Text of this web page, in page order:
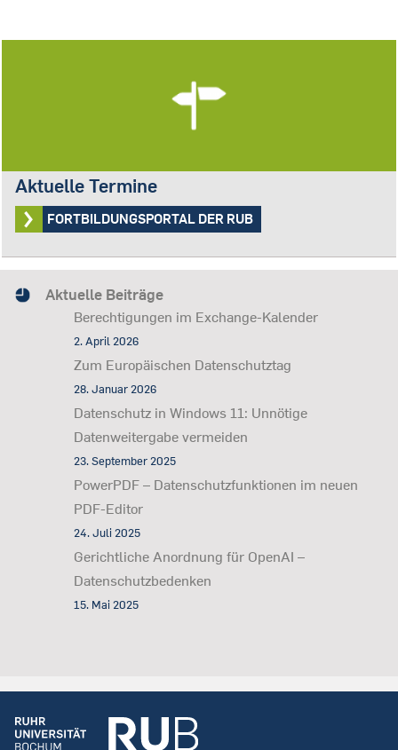
Aktuelle Termine
FORTBILDUNGSPORTAL DER RUB
Aktuelle Beiträge
Berechtigungen im Exchange-Kalender
2. April 2026
Zum Europäischen Datenschutztag
28. Januar 2026
Datenschutz in Windows 11: Unnötige
Datenweitergabe vermeiden
23. September 2025
PowerPDF – Datenschutzfunktionen im neuen
PDF-Editor
24. Juli 2025
Gerichtliche Anordnung für OpenAI –
Datenschutzbedenken
15. Mai 2025